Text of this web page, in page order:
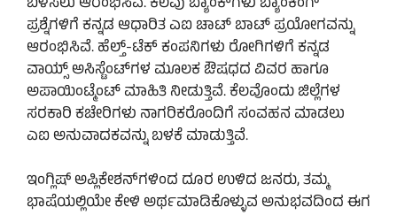
ಪ್ರಶ್ನೆಗಳಿಗೆ ಕನ್ನಡ ಆಧಾರಿತ ಎಐ ಚಾಟ್ ಬಾಟ್ ಪ್ರಯೋಗವನ್ನು
ಆರಂಭಿಸಿವೆ. ಹೆಲ್ತ್-ಟೆಕ್ ಕಂಪನಿಗಳು ರೋಗಿಗಳಿಗೆ ಕನ್ನಡ
ವಾಯ್ಸ್ ಅಸಿಸ್ಟೆಂಟ್‌ಗಳ ಮೂಲಕ ಔಷಧದ ವಿವರ ಹಾಗೂ
ಅಪಾಯಿಂಟ್ಮೆಂಟ್ ಮಾಹಿತಿ ನೀಡುತ್ತಿವೆ. ಕೆಲವೊಂದು ಜಿಲ್ಲೆಗಳ
ಸರಕಾರಿ ಕಚೇರಿಗಳು ನಾಗರಿಕರೊಂದಿಗೆ ಸಂವಹನ ಮಾಡಲು
ಎಐ ಅನುವಾದಕವನ್ನು ಬಳಕೆ ಮಾಡುತ್ತಿವೆ.
ಇಂಗ್ಲಿಷ್ ಅಪ್ಲಿಕೇಶನ್‌ಗಳಿಂದ ದೂರ ಉಳಿದ ಜನರು, ತಮ್ಮ
ಭಾಷೆಯಲ್ಲಿಯೇ ಕೇಳಿ ಅರ್ಥಮಾಡಿಕೊಳ್ಳುವ ಅನುಭವದಿಂದ ಈಗ